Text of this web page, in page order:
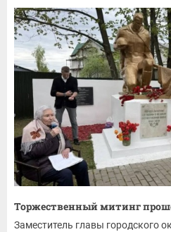
Торжественный митинг
Заместитель главы городского